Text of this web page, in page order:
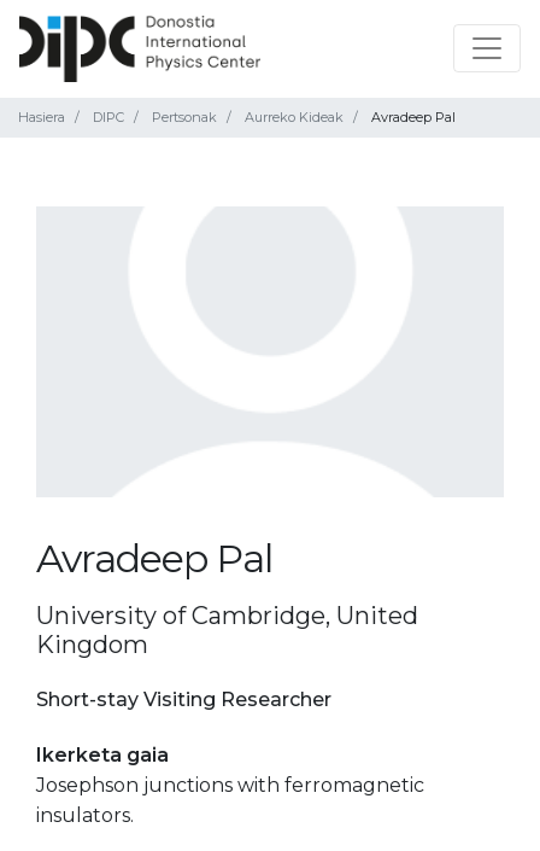
Hasiera DIPC Pertsonak Aurreko Kideak Avradeep Pal
Avradeep Pal
University of Cambridge, United
Kingdom
Short-stay Visiting Researcher
Ikerketa gaia
Josephson junctions with ferromagnetic
insulators.